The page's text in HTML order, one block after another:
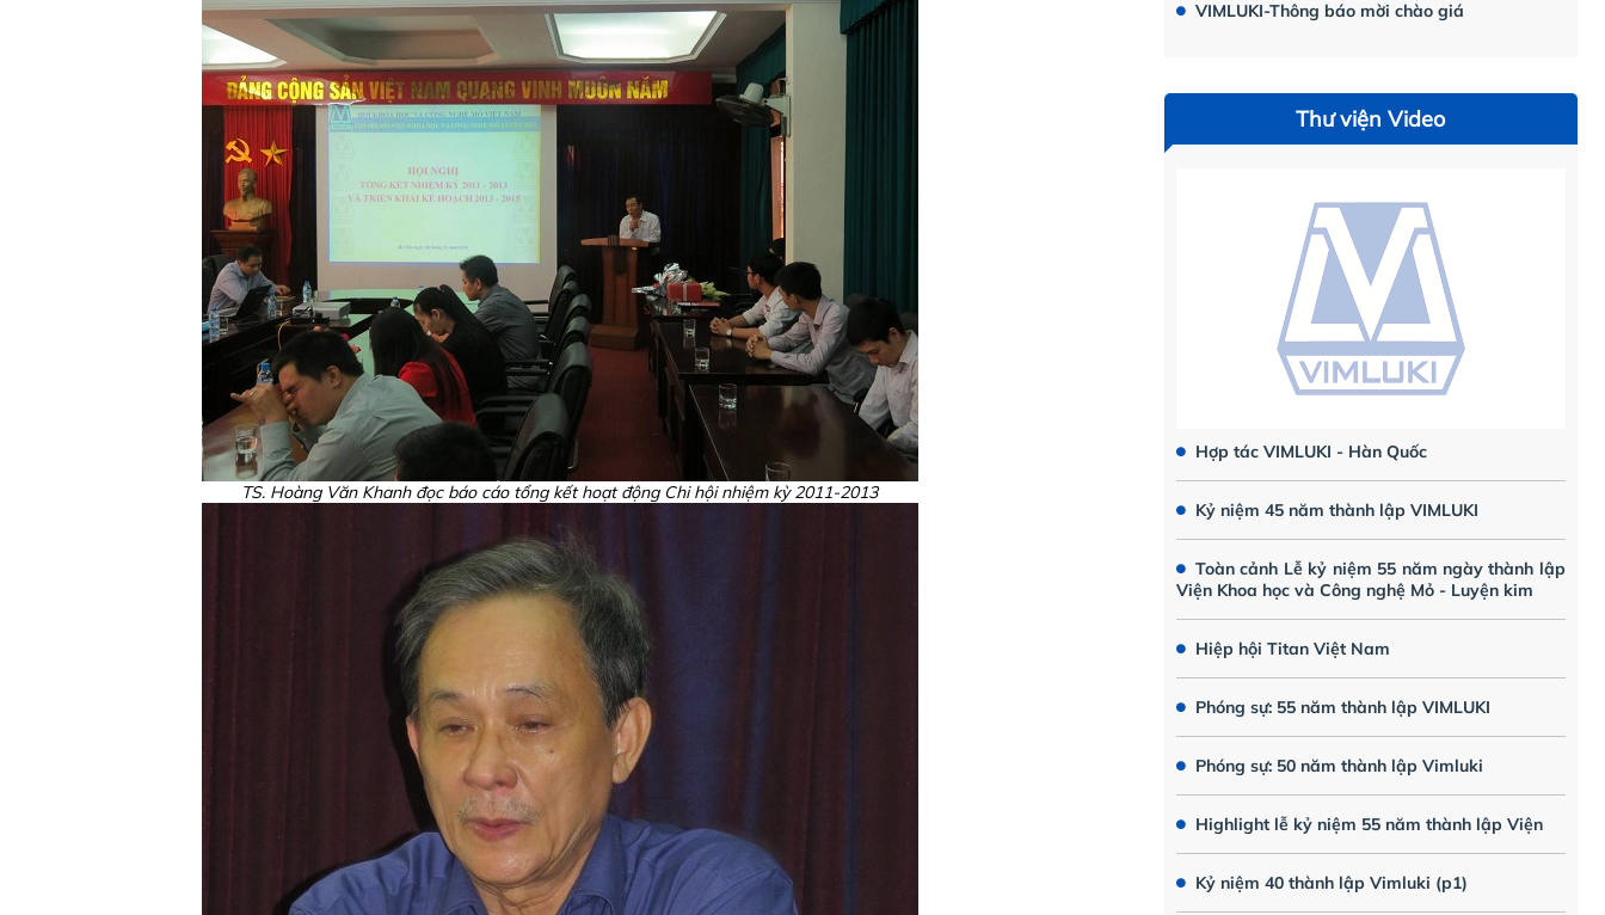
TS. Hoàng Văn Khanh đọc báo cáo tổng kết hoạt động Chi hội nhiệm kỳ 2011-2013
VIMLUKI-Thông báo mời chào giá
Thư viện Video
Hợp tác VIMLUKI - Hàn Quốc
Kỷ niệm 45 năm thành lập VIMLUKI
Toàn cảnh Lễ kỷ niệm 55 năm ngày thành lập
Viện Khoa học và Công nghệ Mỏ - Luyện kim
Hiệp hội Titan Việt Nam
Phóng sự: 55 năm thành lập VIMLUKI
Phóng sự: 50 năm thành lập Vimluki
Highlight lễ kỷ niệm 55 năm thành lập Viện
Kỷ niệm 40 thành lập Vimluki (p1)